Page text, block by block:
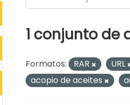
1 conjunto de
Formatos: RAR URL
acopio de aceites